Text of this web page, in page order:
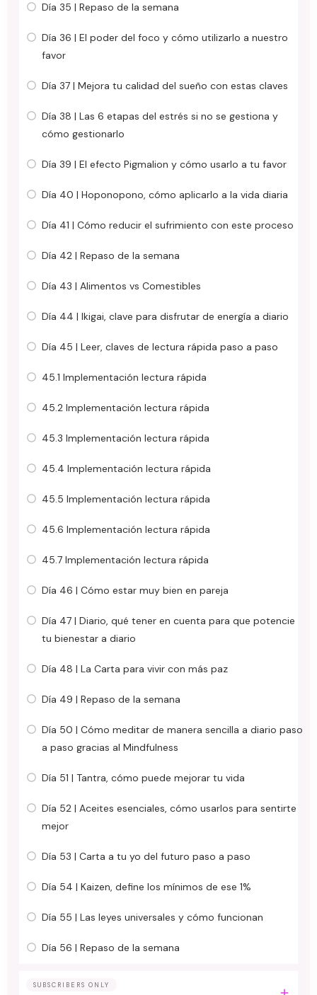
Día 35 | Repaso de la semana
Día 36 | El poder del foco y cómo utilizarlo a nuestro
favor
Día 37 | Mejora tu calidad del sueño con estas claves
Día 38 | Las 6 etapas del estrés si no se gestiona y
cómo gestionarlo
Día 39 | El efecto Pigmalion y cómo usarlo a tu favor
Día 40 | Hoponopono, cómo aplicarlo a la vida diaria
Día 41 | Cómo reducir el sufrimiento con este proceso
Día 42 | Repaso de la semana
Día 43 | Alimentos vs Comestibles
Día 44 | Ikigai, clave para disfrutar de energía a diario
Día 45 | Leer, claves de lectura rápida paso a paso
45.1 Implementación lectura rápida
45.2 Implementación lectura rápida
45.3 Implementación lectura rápida
45.4 Implementación lectura rápida
45.5 Implementación lectura rápida
45.6 Implementación lectura rápida
45.7 Implementación lectura rápida
Día 46 | Cómo estar muy bien en pareja
Día 47 | Diario, qué tener en cuenta para que potencie
tu bienestar a diario
Día 48 | La Carta para vivir con más paz
Día 49 | Repaso de la semana
Día 50 | Cómo meditar de manera sencilla a diario paso
a paso gracias al Mindfulness
Día 51 | Tantra, cómo puede mejorar tu vida
Día 52 | Aceites esenciales, cómo usarlos para sentirte
mejor
Día 53 | Carta a tu yo del futuro paso a paso
Día 54 | Kaizen, define los mínimos de ese 1%
Día 55 | Las leyes universales y cómo funcionan
Día 56 | Repaso de la semana
SUBSCRIBERS ONLY